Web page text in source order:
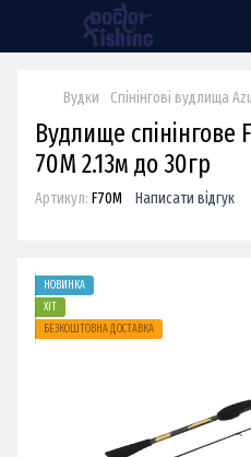
Вудки Спінінгові вудлища
Вудлище спінінгове
70M 2.13м до 30гр
Артикул: F70M Написати відгук
НОВИНКА
ХІТ
БЕЗКОШТОВНА ДОСТАВКА